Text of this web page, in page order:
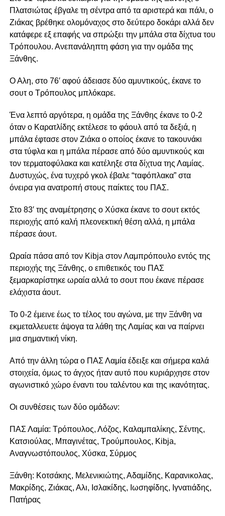
Πλατσιώτας έβγαλε τη σέντρα από τα αριστερά και πάλι, ο
Ζιάκας βρέθηκε ολομόναχος στο δεύτερο δοκάρι αλλά δεν
κατάφερε εξ επαφής να σπρώξει την μπάλα στα δίχτυα του
Τρόπουλου. Ανεπανάληπτη φάση για την ομάδα της
Ξάνθης.
Ο Αλη, στο 76′ αφού άδειασε δύο αμυντικούς, έκανε το
σουτ ο Τρόπουλος μπλόκαρε.
Ένα λεπτό αργότερα, η ομάδα της Ξάνθης έκανε το 0-2
όταν ο Καρατλίδης εκτέλεσε το φάουλ από τα δεξιά, η
μπάλα έφτασε στον Ζιάκα ο οποίος έκανε το τακουνάκι
στα τύφλα και η μπάλα πέρασε από δύο αμυντικούς και
τον τερματοφύλακα και κατέληξε στα δίχτυα της Λαμίας.
Δυστυχώς, ένα τυχερό γκολ έβαλε “ταφόπλακα” στα
όνειρα για ανατροπή στους παίκτες του ΠΑΣ.
Στο 83′ της αναμέτρησης ο Χύσκα έκανε το σουτ εκτός
περιοχής από καλή πλεονεκτική θέση αλλά, η μπάλα
πέρασε άουτ.
Ωραία πάσα από τον Kibja στον Λαμπρόπουλο εντός της
περιοχής της Ξάνθης, ο επιθετικός του ΠΑΣ
ξεμαρκαρίστηκε ωραία αλλά το σουτ που έκανε πέρασε
ελάχιστα άουτ.
Το 0-2 έμεινε έως το τέλος του αγώνα, με την Ξάνθη να
εκμεταλλευετε άψογα τα λάθη της Λαμίας και να παίρνει
μια σημαντική νίκη.
Από την άλλη τώρα ο ΠΑΣ Λαμία έδειξε και σήμερα καλά
στοιχεία, όμως το άγχος ήταν αυτό που κυριάρχησε στον
αγωνιστικό χώρο έναντι του ταλέντου και της ικανότητας.
Οι συνθέσεις των δύο ομάδων:
ΠΑΣ Λαμία: Τρόπουλος, Λόζος, Καλαμπαλίκης, Σέντης,
Κατσιούλας, Μπαγινέτας, Τρούμπουλος, Kibja,
Αναγνωστόπουλος, Χύσκα, Σύρμος
Ξάνθη: Κοτσάκης, Μελενικιώτης, Αδαμίδης, Καρανικολας,
Μακρίδης, Ζιάκας, Αλι, Ισλακίδης, Ιωσηφίδης, Ιγνατιάδης,
Πατήρας